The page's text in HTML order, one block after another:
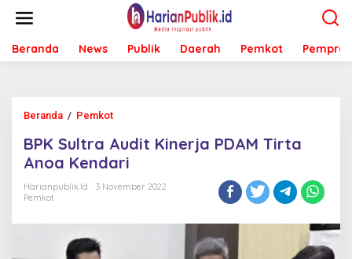
t
Beranda News Publik Daerah Pemkot Pemprov
Beranda / Pemkot
K
S
u
l
BPK Sultra Audit Kinerja PDAM Tirta
Anoa Kendari
Harianpublik.id
3 November 2022
Pemkot